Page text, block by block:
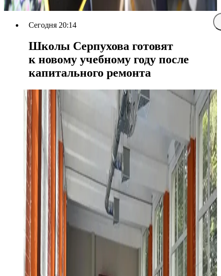
Сегодня 20:14
Школы Серпухова готовят
к новому учебному году после
капитального ремонта